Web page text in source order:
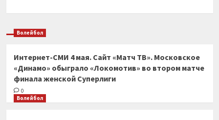
Волейбол
Интернет-СМИ 4 мая. Сайт «Матч ТВ». Московское
«Динамо» обыграло «Локомотив» во втором матче
финала женской Суперлиги
0
Волейбол